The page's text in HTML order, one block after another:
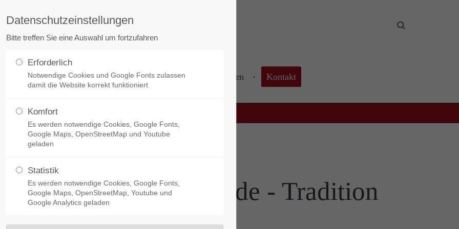
/ 365days
support for our customers
8:00am - 5:00pm(GMT
Get in touch
San Francisco, CA 94102
+44 1234 567 890
consectetuer adipiscing elit.
Aenean commodo ligula eget dolor.
FreiRäume Denkmalsanierung Kleiner Wohnen Kontakt
Translozierung einer historischen Fassade - Tradition trifft Moderne
historischen Fassade - Tradition
Datenschutzeinstellungen
Bitte treffen Sie eine Auswahl um fortzufahren
Erforderlich
Notwendige Cookies und Google Fonts zulassen
damit die Website korrekt funktioniert
Komfort
Es werden notwendige Cookies, Google Fonts,
Google Maps, OpenStreetMap und Youtube
geladen
Statistik
Es werden notwendige Cookies, Google Fonts,
Google Maps, OpenStreetMap, Youtube und
Google Analytics geladen